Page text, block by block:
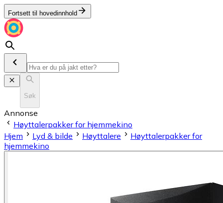
Fortsett til hovedinnhold
Søk
Annonse
Høyttalerpakker for hjemmekino
Hjem
Lyd & bilde Høyttalere
Høyttalerpakker for
hjemmekino